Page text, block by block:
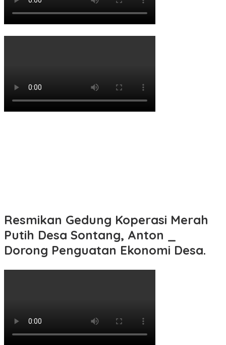
Resmikan Gedung Koperasi Merah
Putih Desa Sontang, Anton _
Dorong Penguatan Ekonomi Desa.